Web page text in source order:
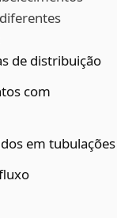
de distribuição
com
em tubulações